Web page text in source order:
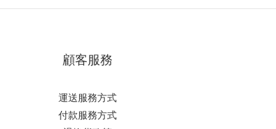
顧客服務
運送服務方式
付款服務方式